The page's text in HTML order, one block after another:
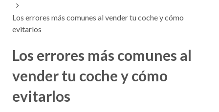
Los errores más comunes al vender tu coche y cómo
evitarlos
Los errores más comunes al
vender tu coche y cómo
evitarlos